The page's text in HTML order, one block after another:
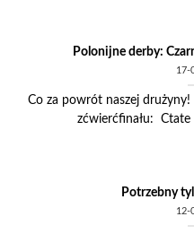
Polonijne derby:
17-
Co za powrót naszej
zćwierćfinału: Ctate
Potrzebny
12-